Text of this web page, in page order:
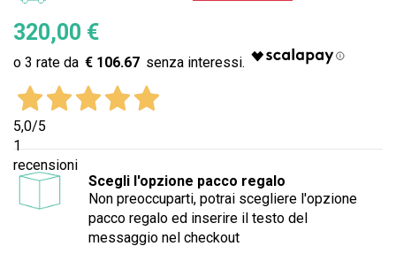
320,00 €
€ 106.67
5,0/5
1
recensioni
Scegli l'opzione pacco regalo
Non preoccuparti, potrai scegliere l'opzione
pacco regalo ed inserire il testo del
messaggio nel checkout